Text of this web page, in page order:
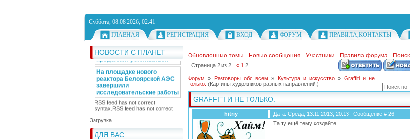
Суббота, 08.08.2026, 02:41
ГЛАВНАЯ
РЕГИСТРАЦИЯ ВХОД ФОРУМ ПРАВИЛА,КОНТАКТЫ
НОВОСТИ С ПЛАНЕТ
учения - впервые за 10 лет
Блинкен в СБ ООН
возобновление зерновой
сделки
Жара в европейской России
продолжит усиливаться
На площадке нового
реактора Белоярской АЭС
завершили
исследовательские работы
syntax.RSS feed has not correct
syntax.
Загрузка...
ДЛЯ ВАС
Обновленные темы · Новые сообщения · Участники · Правила форума · Поиск
Страница 2 из 2 « 1 2
Форум » Разговоры обо всем » Культура и искусство » Graffiti и не
только. (Картины художников разных направлений.)
GRAFFITI И НЕ ТОЛЬКО.
hitriy Дата: Среда, 13.11.2013, 20:13 | Сообщение # 26
Та ту ещё тему создайте.